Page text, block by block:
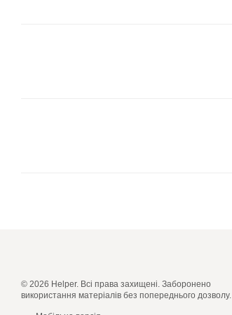
© 2026 Helper. Всі права захищені. Заборонено
використання матеріалів без попереднього дозволу.